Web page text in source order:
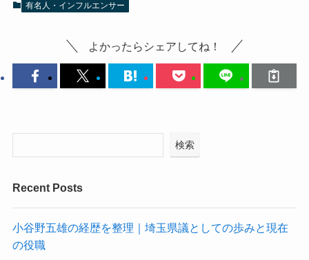
有名人・インフルエンサー
よかったらシェアしてね！
検索
Recent Posts
小谷野五雄の経歴を整理｜埼玉県議としての歩みと現在
の役職